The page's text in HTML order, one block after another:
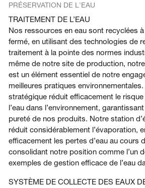
PRÉSERVATION DE L'EAU
TRAITEMENT DE L’EAU
Nos ressources en eau sont recyclées
fermé, en utilisant des technologies de
traitement à la pointe des normes
même de notre site de production,
est un élément essentiel de notre
meilleures pratiques
stratégique réduit efficacement le
l’eau dans l’environnement,
pureté de nos produits. Notre station
réduit considérablement l’évaporation,
efficacement les pertes d’eau au cours
consolidant notre position comme l’un
exemples de gestion efficace de l’eau
SYSTÈME DE COLLECTE DES EAUX